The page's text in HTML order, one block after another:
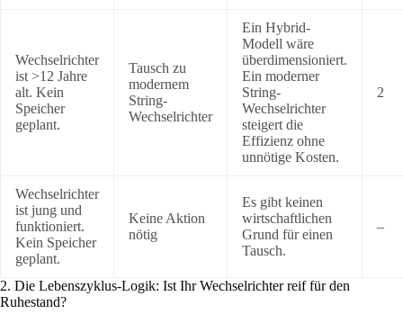
Wechselrichter
ist >12 Jahre
alt. Kein
Speicher
geplant.
Tausch zu
modernem
String-
Wechselrichter
Ein Hybrid-
Modell wäre
überdimensioniert.
Ein moderner
String-
Wechselrichter
steigert die
Effizienz ohne
unnötige Kosten.
2
Wechselrichter
ist jung und
funktioniert.
Kein Speicher
geplant.
Keine Aktion
nötig
Es gibt keinen
wirtschaftlichen
Grund für einen
Tausch.
–
2. Die Lebenszyklus-Logik: Ist Ihr Wechselrichter reif für den
Ruhestand?